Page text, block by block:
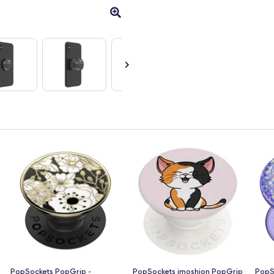
PopSockets PopGrip -
PopSockets imoshion PopGrip